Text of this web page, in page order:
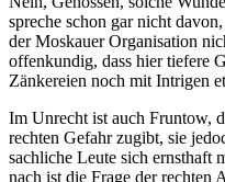
spreche schon gar nicht
der Moskauer Organisation
offenkundig, dass hier tiefere
Zänkereien noch mit Intrigen
Im Unrecht ist auch Fruntow,
rechten Gefahr zugibt, sie
sachliche Leute sich ernsthaft
nach ist die Frage der rechten